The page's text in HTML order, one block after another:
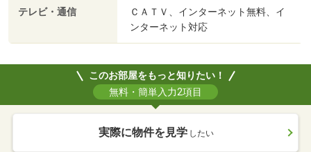
テレビ・通信
ＣＡＴＶ、インターネット無料、イ
ンターネット対応
このお部屋をもっと知りたい！
無料・簡単入力2項目
実際に物件を見学 したい